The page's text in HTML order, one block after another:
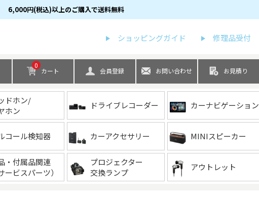
6,000円(税込)以上のご購入で送料無料
ショッピングガイド 修理品受付
検索
0
カート 会員登録 お問い合わせ お見積り
ドホン/
ホン
ドライブレコーダー カーナビゲーション
コール検知器 カーアクセサリー MINIスピーカー
・付属品関連
ービスパーツ）
プロジェクター
交換ランプ
アウトレット